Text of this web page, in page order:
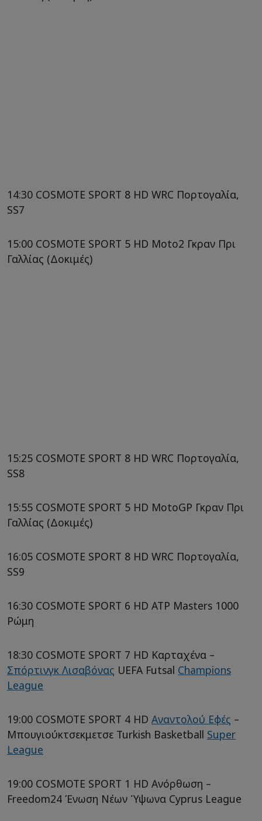
14:30 COSMOTE SPORT 8 HD WRC Πορτογαλία,
SS7
15:00 COSMOTE SPORT 5 HD Moto2 Γκραν Πρι
Γαλλίας (Δοκιμές)
15:25 COSMOTE SPORT 8 HD WRC Πορτογαλία,
SS8
15:55 COSMOTE SPORT 5 HD MotoGP Γκραν Πρι
Γαλλίας (Δοκιμές)
16:05 COSMOTE SPORT 8 HD WRC Πορτογαλία,
SS9
16:30 COSMOTE SPORT 6 HD ATP Masters 1000
Ρώμη
18:30 COSMOTE SPORT 7 HD Καρταχένα –
Σπόρτινγκ Λισαβόνας UEFA Futsal Champions
League
19:00 COSMOTE SPORT 4 HD Αναντολού Εφές –
Μπουγιούκτσεκμετσε Turkish Basketball Super
League
19:00 COSMOTE SPORT 1 HD Ανόρθωση –
Freedom24 Ένωση Νέων Ύψωνα Cyprus League